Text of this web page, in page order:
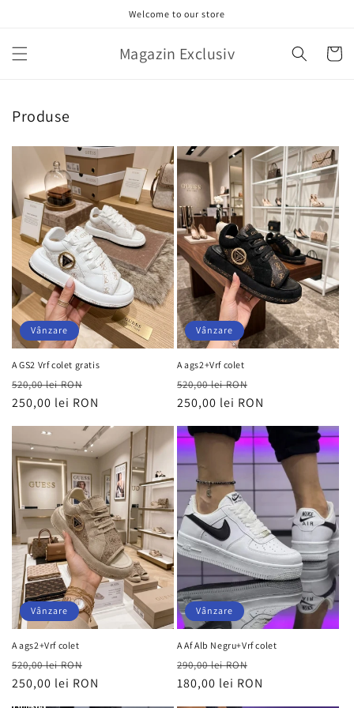
Welcome to our store
Magazin Exclusiv Coș
Produse
Vânzare
A GS2 Vrf colet gratis
Preț
obișnuit
520,00 lei RON
redus
250,00 lei RON
Vânzare
A ags2+Vrf colet
Preț
obișnuit
520,00 lei RON
redus
250,00 lei RON
Vânzare
A ags2+Vrf colet
Preț
obișnuit
520,00 lei RON
redus
250,00 lei RON
Vânzare
A Af Alb Negru+Vrf colet
Preț
obișnuit
290,00 lei RON
redus
180,00 lei RON